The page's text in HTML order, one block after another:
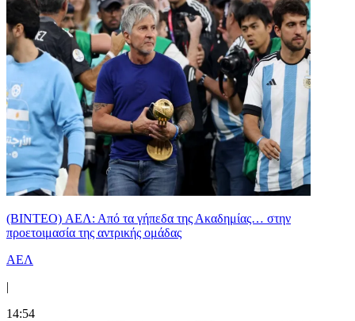
(BINTEO) ΑΕΛ: Από τα γήπεδα της Ακαδημίας… στην
προετοιμασία της αντρικής ομάδας
ΑΕΛ
|
14:54